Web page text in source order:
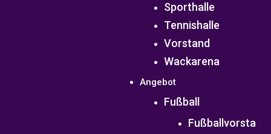
Sporthalle
Tennishalle
Vorstand
Wackarena
Angebot
Fußball
Fußballvorsta